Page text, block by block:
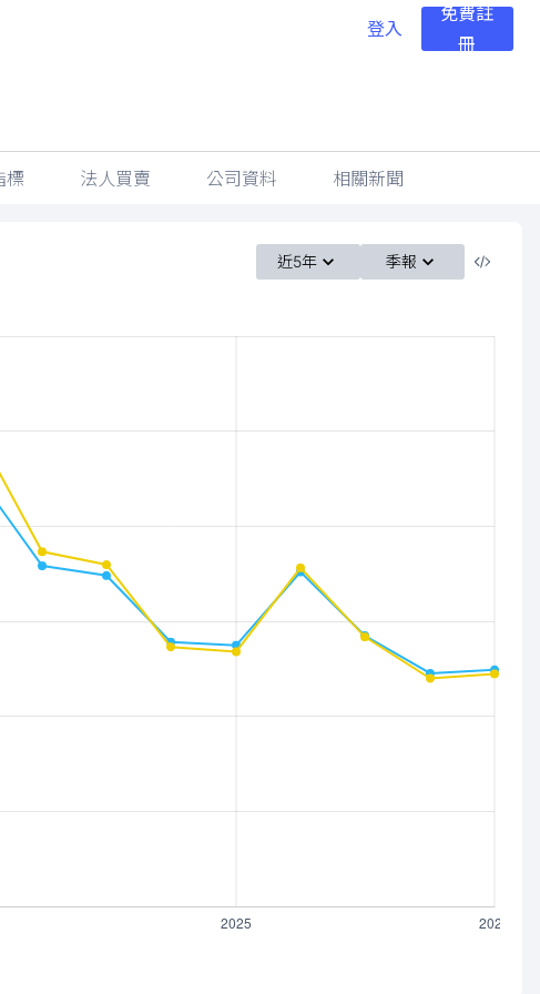
登入
免費註
冊
標 法人買賣 公司資料 相關新聞
近5年 季報